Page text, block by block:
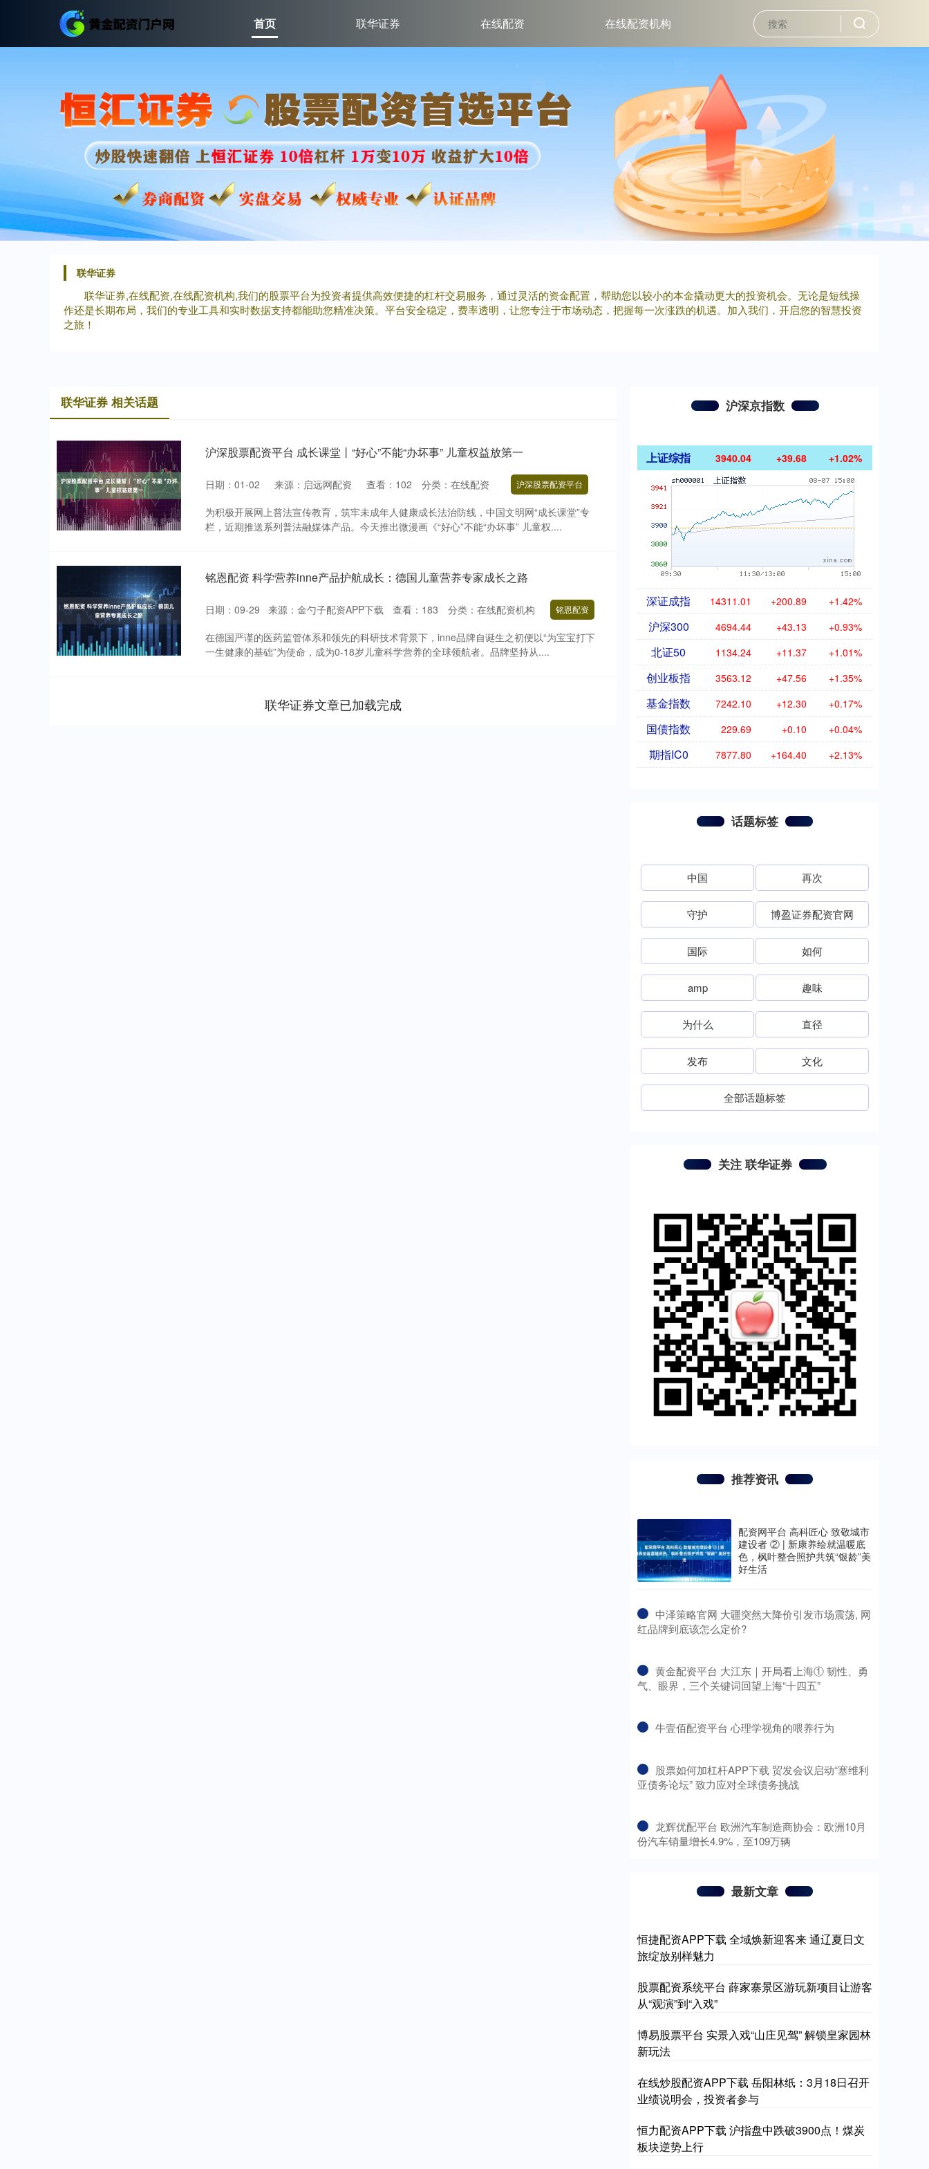
首页 联华证券 在线配资 在线配资机构
联华证券
联华证券,在线配资,在线配资机构,我们的股票平台为投资者提供高效便捷的杠杆交易服务，通过灵活的资金配置，帮助您以较小的本金撬动更大的投资机会。无论是短线操
作还是长期布局，我们的专业工具和实时数据支持都能助您精准决策。平台安全稳定，费率透明，让您专注于市场动态，把握每一次涨跌的机遇。加入我们，开启您的智慧投资
之旅！
联华证券 相关话题
沪深股票配资平台 成长课堂丨“好心”不能“办坏事” 儿童权益放第一
日期：01-02 来源：启远网配资 查看： 102 分类： 在线配资 沪深股票配资平台
为积极开展网上普法宣传教育，筑牢未成年人健康成长法治防线，中国文明网“成长课堂”专
栏，近期推送系列普法融媒体产品。今天推出微漫画《“好心”不能“办坏事” 儿童权....
铭恩配资 科学营养inne产品护航成长：德国儿童营养专家成长之路
日期：09-29 来源：金勺子配资APP下载 查看： 183 分类： 在线配资机构 铭恩配资
在德国严谨的医药监管体系和领先的科研技术背景下，inne品牌自诞生之初便以“为宝宝打下
一生健康的基础”为使命，成为0-18岁儿童科学营养的全球领航者。品牌坚持从....
联华证券文章已加载完成
沪深京指数
上证综指 3940.04 +39.68 +1.02%
深证成指 14311.01 +200.89 +1.42%
沪深300 4694.44 +43.13 +0.93%
北证50 1134.24 +11.37 +1.01%
创业板指 3563.12 +47.56 +1.35%
基金指数 7242.10 +12.30 +0.17%
国债指数 229.69 +0.10 +0.04%
期指IC0 7877.80 +164.40 +2.13%
话题标签
中国 再次
守护 博盈证券配资官网
国际 如何
amp 趣味
为什么 直径
发布 文化
全部话题标签
关注 联华证券
推荐资讯
配资网平台 高科匠心 致敬城市
建设者 ② | 新康养绘就温暖底
色，枫叶整合照护共筑“银龄”美
好生活
​中泽策略官网 大疆突然大降价引发市场震荡, 网
红品牌到底该怎么定价?
​黄金配资平台 大江东｜开局看上海① 韧性、勇
气、眼界，三个关键词回望上海“十四五”
​牛壹佰配资平台 心理学视角的喂养行为
​股票如何加杠杆APP下载 贸发会议启动“塞维利
亚债务论坛” 致力应对全球债务挑战
​龙辉优配平台 欧洲汽车制造商协会：欧洲10月
份汽车销量增长4.9%，至109万辆
最新文章
恒捷配资APP下载 全域焕新迎客来 通辽夏日文
旅绽放别样魅力
股票配资系统平台 薛家寨景区游玩新项目让游客
从“观演”到“入戏”
博易股票平台 实景入戏“山庄见驾” 解锁皇家园林
新玩法
在线炒股配资APP下载 岳阳林纸：3月18日召开
业绩说明会，投资者参与
恒力配资APP下载 沪指盘中跌破3900点！煤炭
板块逆势上行